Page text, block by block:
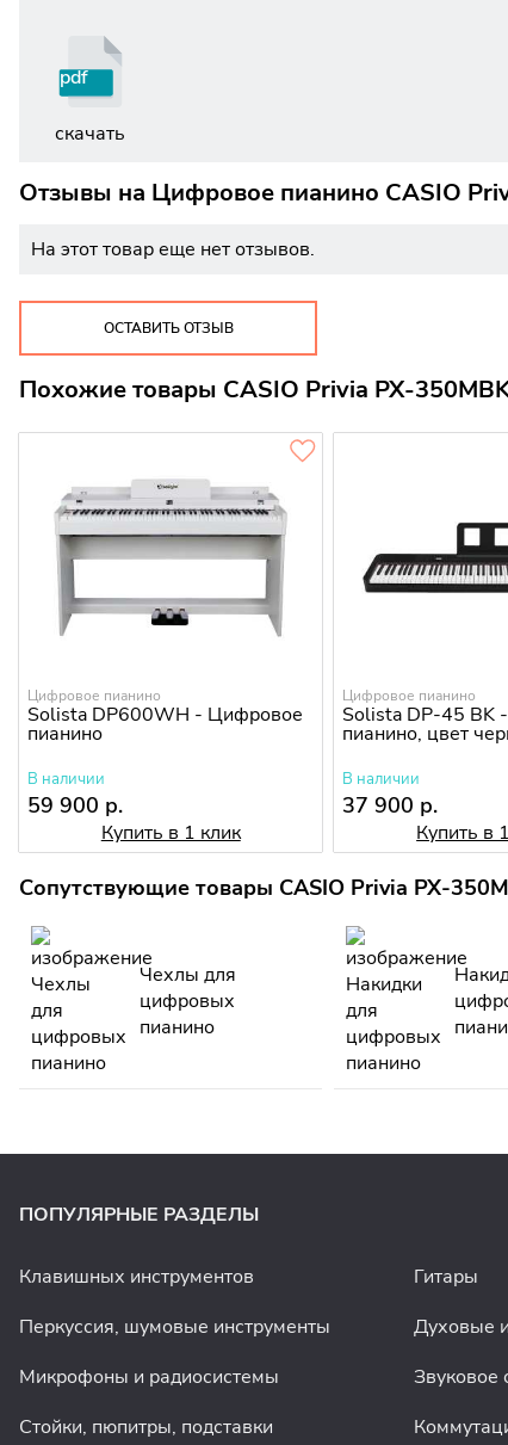
pdf
скачать
Отзывы на Цифровое пианино CASIO
На этот товар еще нет отзывов.
ОСТАВИТЬ ОТЗЫВ
Похожие товары CASIO Privia PX-
Цифровое пианино
Solista DP600WH - Цифровое
пианино
В наличии
59 900 р.
Купить в 1 клик
Цифровое пианино
Solista DP-45 BK
пианино, цвет
В наличии
37 900 р.
Купить в
Сопутствующие товары CASIO Privia PX-
Чехлы для
цифровых
пианино
ПОПУЛЯРНЫЕ РАЗДЕЛЫ
Клавишных инструментов Гитары
Перкуссия, шумовые инструменты
Духовые
Микрофоны и радиосистемы
Звуковое
Стойки, пюпитры, подставки